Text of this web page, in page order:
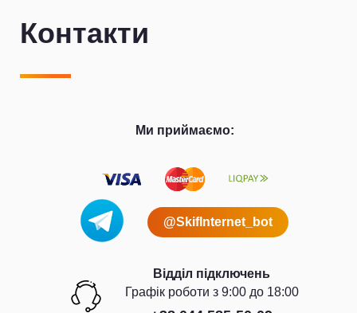
Контакти
Ми приймаємо:
@SkifInternet_bot
Відділ підключень
Графiк роботи з 9:00 до 18:00